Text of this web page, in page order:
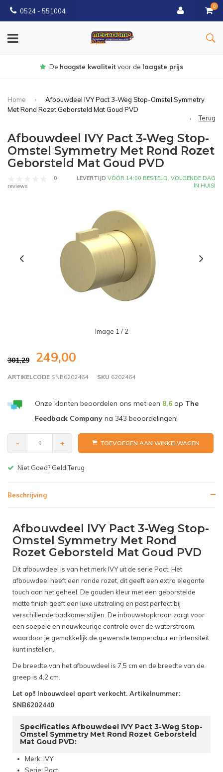
0524 - 551004
0
Gratisbezorgd vanaf €150
Home
Afbouwdeel IVY Pact 3-Weg Stop-Omstel Symmetry
Met Rond Rozet Geborsteld Mat Goud PVD
Terug
Afbouwdeel IVY Pact 3-Weg Stop-
Omstel Symmetry Met Rond Rozet
Geborsteld Mat Goud PVD
0
reviews
LEVERTIJD VÓÓR 14:00 BESTELD, VOLGENDE DAG
IN HUIS!
Image 1 / 2
301,29 249,00
ARTIKELCODE SNB6202464 SKU 6202464
Onze klanten beoordelen ons met een 8,6op The
Feedback Companyna 343 beoordelingen!
- + TOEVOEGEN AAN WINKELWAGEN
Gratis bezorgen v.a. € 150,-(NL)
Beschrijving
Afbouwdeel IVY Pact 3-Weg Stop-
Omstel Symmetry Met Rond
Rozet Geborsteld Mat Goud PVD
Dit afbouwdeel is van het merk IVY uit de serie Pact. Het
afbouwdeel heeft een ronde rozet, dit geeft een extra elegante
touch aan het geheel. De gouden kleur met een geborstelde
matte finish geeft een luxe uitstraling en past perfect bij
verschillende badkamerstijlen. De inbouwstopkraan zorgt voor
een soepele en nauwkeurige controle over de waterstroom,
waardoor je gemakkelijk de gewenste temperatuur en intensiteit
kunt instellen.
De breedte van het afbouwdeel is 7,5 cm en de breedte van de
greep is 4,2 cm.
Let op!! Inbouwdeel apart verkocht. Artikelnummer:
SNB6202440
Specificaties Afbouwdeel IVY Pact 3-Weg Stop-
Omstel Symmetry Met Rond Rozet Geborsteld
Mat Goud PVD:
Merk: IVY
Serie: Pact